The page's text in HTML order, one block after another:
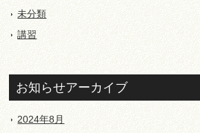
未分類
講習
お知らせアーカイブ
2024年8月